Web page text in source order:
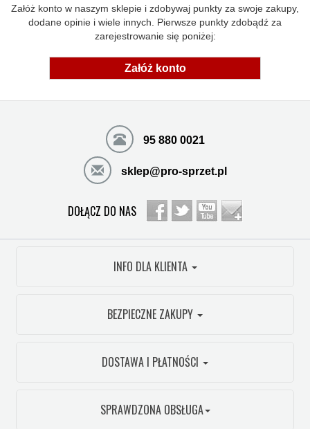
Załóż konto w naszym sklepie i zdobywaj punkty za swoje zakupy,
dodane opinie i wiele innych. Pierwsze punkty zdobądź za
zarejestrowanie się poniżej:
Załóż konto
95 880 0021
sklep@pro-sprzet.pl
DOŁĄCZ DO NAS
INFO DLA KLIENTA
BEZPIECZNE ZAKUPY
DOSTAWA I PŁATNOŚCI
SPRAWDZONA OBSŁUGA